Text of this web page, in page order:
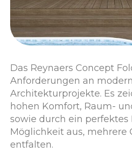
Das Reynaers Concept
Anforderungen an
Architekturprojekte. Es
hohen Komfort, Raum-
sowie durch ein perfektes
Möglichkeit aus, mehrere
entfalten.